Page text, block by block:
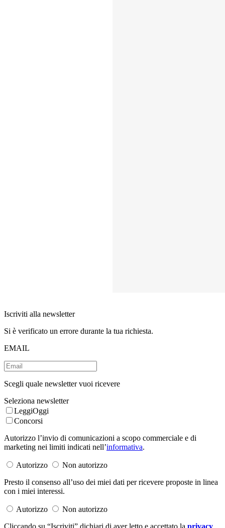
Iscriviti alla newsletter
Si è verificato un errore durante la tua richiesta.
EMAIL
Scegli quale newsletter vuoi ricevere
Seleziona newsletter
LeggiOggi
Concorsi
Autorizzo l’invio di comunicazioni a scopo commerciale e di
marketing nei limiti indicati nell’informativa.
Autorizzo
Non autorizzo
Presto il consenso all’uso dei miei dati per ricevere proposte in linea
con i miei interessi.
Autorizzo
Non autorizzo
Cliccando su “Iscriviti” dichiari di aver letto e accettato la privacy